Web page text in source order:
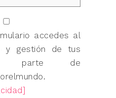
accedes al
y gestión de tus
parte de